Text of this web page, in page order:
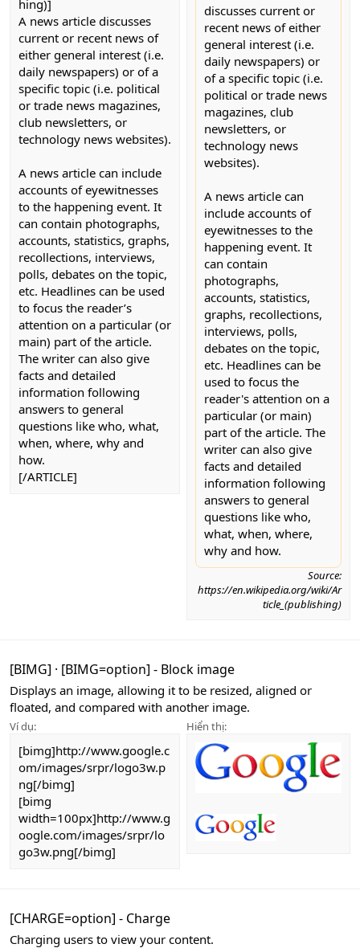
hing)]
A news article discusses
current or recent news of
either general interest (i.e.
daily newspapers) or of a
specific topic (i.e. political
or trade news magazines,
club newsletters, or
technology news websites).
A news article can include
accounts of eyewitnesses
to the happening event. It
can contain photographs,
accounts, statistics, graphs,
recollections, interviews,
polls, debates on the topic,
etc. Headlines can be used
to focus the reader’s
attention on a particular (or
main) part of the article.
The writer can also give
facts and detailed
information following
answers to general
questions like who, what,
when, where, why and
how.
[/ARTICLE]
discusses current or
recent news of either
general interest (i.e.
daily newspapers) or
of a specific topic (i.e.
political or trade news
magazines, club
newsletters, or
technology news
websites).
A news article can
include accounts of
eyewitnesses to the
happening event. It
can contain
photographs,
accounts, statistics,
graphs, recollections,
interviews, polls,
debates on the topic,
etc. Headlines can be
used to focus the
reader's attention on a
particular (or main)
part of the article. The
writer can also give
facts and detailed
information following
answers to general
questions like who,
what, when, where,
why and how.
Source:
https://en.wikipedia.org/wiki/Ar
ticle_(publishing)
[BIMG] · [BIMG=option] - Block image
Displays an image, allowing it to be resized, aligned or
floated, and compared with another image.
Ví dụ:
[bimg]http://www.google.c
om/images/srpr/logo3w.p
ng[/bimg]
[bimg
width=100px]http://www.g
oogle.com/images/srpr/lo
go3w.png[/bimg]
Hiển thị:
[CHARGE=option] - Charge
Charging users to view your content.